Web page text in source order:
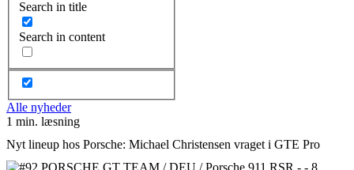
Search in title
Search in content
Alle nyheder
1 min. læsning
Nyt lineup hos Porsche: Michael Christensen vraget i GTE Pro